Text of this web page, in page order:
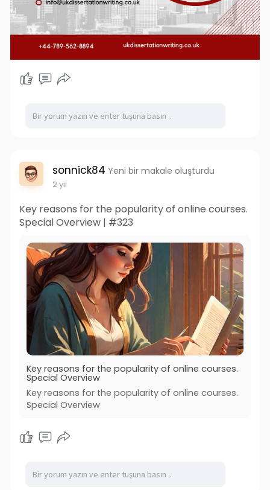
sonnick84 Yeni bir makale oluşturdu
2 yıl
Key reasons for the popularity of online courses.
Special Overview | #323
Key reasons for the popularity of online courses.
Special Overview
Key reasons for the popularity of online courses.
Special Overview